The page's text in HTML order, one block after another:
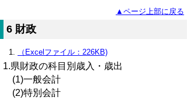
▲ページ上部に戻る
6 財政
（Excelファイル：226KB)
1.県財政の科目別歳入・歳出
(1)一般会計
(2)特別会計